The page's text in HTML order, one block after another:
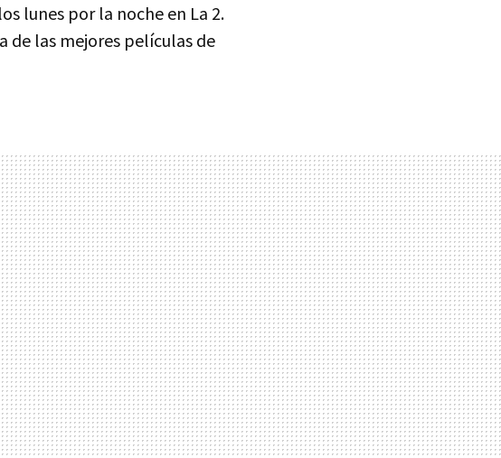
lunes por la noche en La 2.
de las mejores películas de